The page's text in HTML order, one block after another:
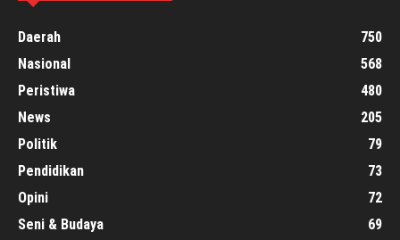
Daerah
750
Nasional
568
Peristiwa
480
News
205
Politik
79
Pendidikan
73
Opini
72
Seni & Budaya
69